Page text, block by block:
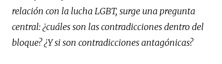
relación con la lucha LGBT, surge una pregunta
central: ¿cuáles son las contradicciones dentro del
bloque? ¿Y si son contradicciones antagónicas?